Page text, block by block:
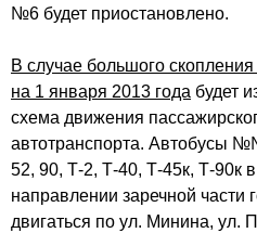
№6 будет приостановлено.
В случае большого
на 1 января 2013 года будет
схема движения
автотранспорта. Автобусы
52, 90, Т-2, Т-40, Т-45к, Т-90к в
направлении заречной части
двигаться по ул. Минина, ул.